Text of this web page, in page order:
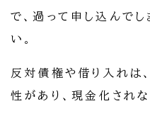
で、過って申し込んでし
い。
反対債権や借り入れは
性があり、現金化され